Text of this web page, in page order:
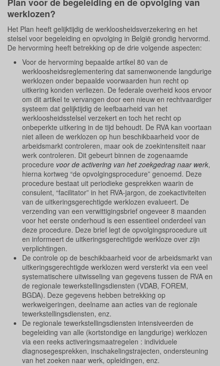
werklozen?
Het Plan heeft gelijktijdig de werkloosheidsverzekering en het
stelsel voor begeleiding en opvolging in België grondig hervormd.
De hervorming heeft betrekking op de drie volgende aspecten:
Voor de hervorming bepaalde artikel 80 van de
werkloosheidsreglementering dat samenwonende langdurige
werklozen onder bepaalde voorwaarden hun recht op
uitkering konden verliezen. De federale overheid koos ervoor
om dit artikel te vervangen door een nieuw en rechtvaardiger
systeem dat gelijktijdig de leefbaarheid van het
werkloosheidsstelsel verzekert en toch het recht op
onbeperkte uitkering in de tijd behoudt. De RVA kan voortaan
niet alleen de werklozen op hun beschikbaarheid voor de
arbeidsmarkt controleren, maar ook de zoekintensiteit naar
werk controleren. Dit gebeurt binnen de zogenaamde
procedure voor de activering van het zoekgedrag naar werk,
hierna kortweg “de opvolgingsprocedure” genoemd. Deze
procedure bestaat uit periodieke gesprekken waarin de
consulent, “facilitator” in het RVA-jargon, de zoekactiviteiten
van de uitkeringsgerechtigde werklozen evalueert. De
verzending van een verwittigingsbrief ongeveer 8 maanden
voor het eerste onderhoud is een essentieel onderdeel van
deze procedure. Deze brief legt de opvolgingsprocedure uit
en informeert de uitkeringsgerechtigde werkloze over zijn
verplichtingen.
De controle op de beschikbaarheid voor de arbeidsmarkt van
uitkeringsgerechtigde werklozen werd versterkt via een veel
systematischere uitwisseling van gegevens tussen de RVA en
de regionale tewerkstellingsdiensten (VDAB, FOREM,
BGDA). Deze gegevens hebben betrekking op
werkweigeringen, deelname aan acties van de regionale
tewerkstellingsdiensten, enz.
De regionale tewerkstellingsdiensten intensiveerden de
begeleiding van alle (kortstondige en langdurige) werklozen
via een reeks activeringsmaatregelen : individuele
diagnosegesprekken, inschakelingstrajecten, ondersteuning
van het zoeken naar werk, opleidingen, enz.